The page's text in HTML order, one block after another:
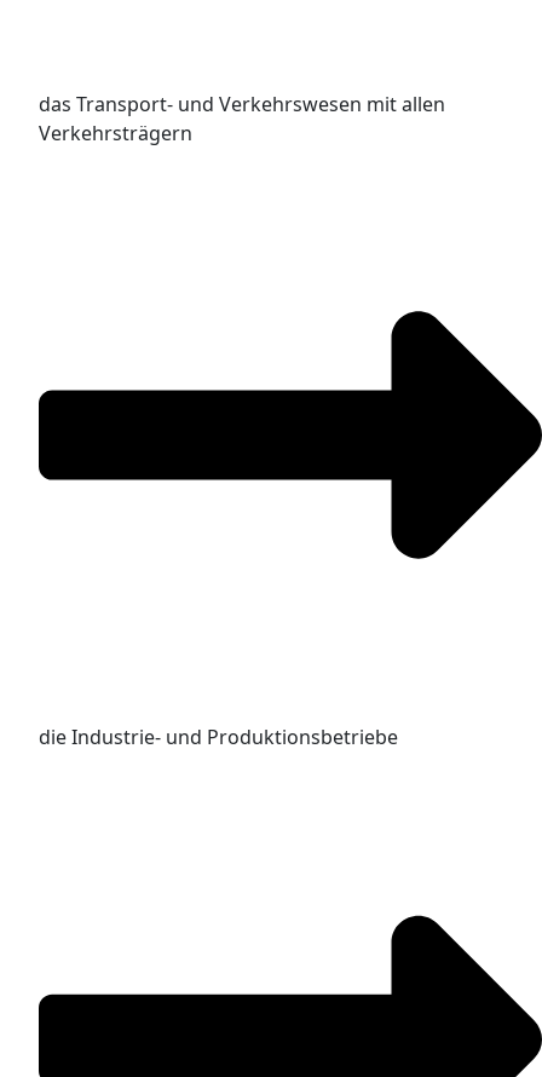
das Transport- und Verkehrswesen mit allen
Verkehrsträgern
die Industrie- und Produktionsbetriebe